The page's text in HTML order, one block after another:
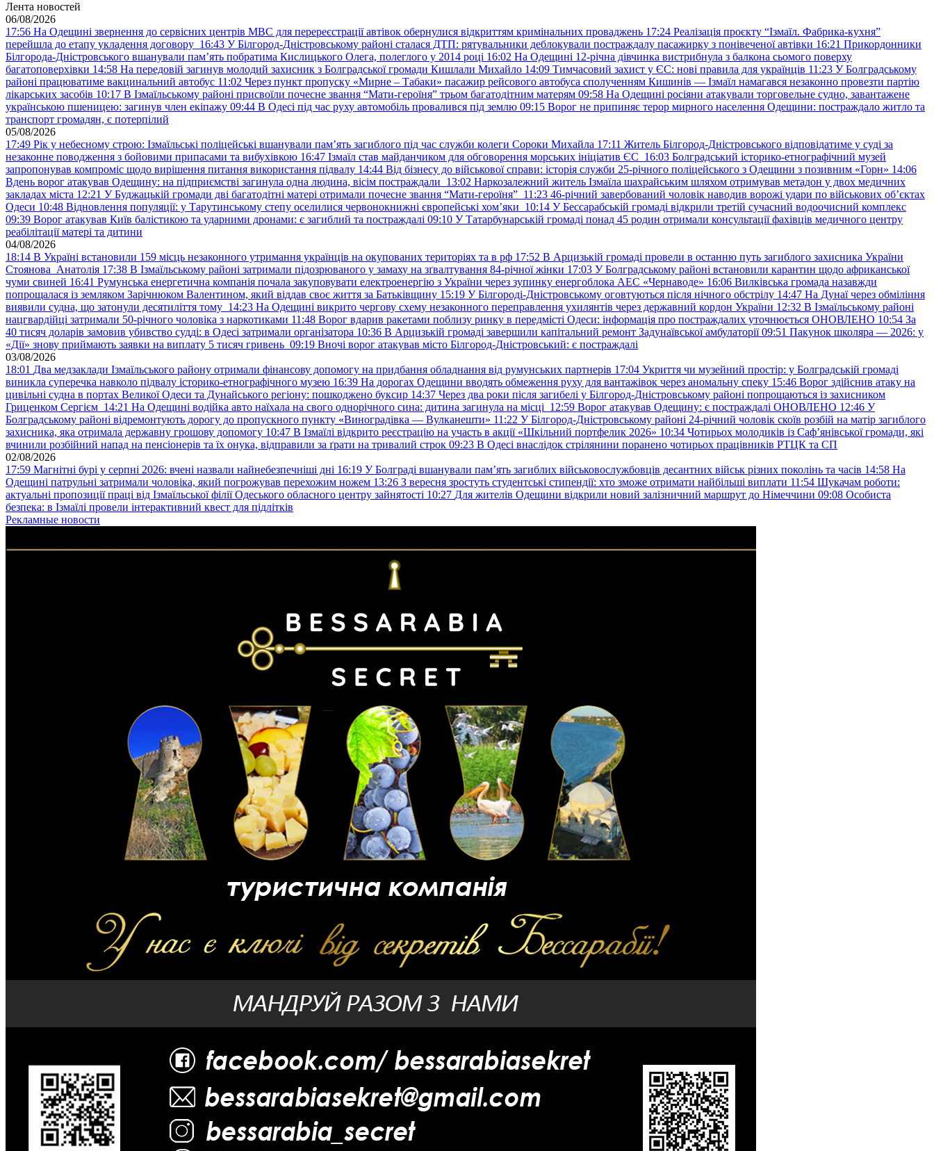
Лента новостей
06/08/2026
17:56 На Одещині звернення до сервісних центрів МВС для перереєстрації автівок обернулися відкриттям кримінальних проваджень 17:24 Реалізація проєкту “Ізмаїл. Фабрика-кухня”
перейшла до етапу укладення договору 16:43 У Білгород-Дністровському районі сталася ДТП: рятувальники деблокували постраждалу пасажирку з понівеченої автівки 16:21 Прикордонники
Білгорода-Дністровського вшанували пам’ять побратима Кислицького Олега, полеглого у 2014 році 16:02 На Одещині 12-річна дівчинка вистрибнула з балкона сьомого поверху
багатоповерхівки 14:58 На передовій загинув молодий захисник з Болградської громади Кишлали Михайло 14:09 Тимчасовий захист у ЄС: нові правила для українців 11:23 У Болградському
районі працюватиме вакцинальний автобус 11:02 Через пункт пропуску «Мирне – Табаки» пасажир рейсового автобуса сполученням Кишинів — Ізмаїл намагався незаконно провезти партію
лікарських засобів 10:17 В Ізмаїльському районі присвоїли почесне звання “Мати-героїня” трьом багатодітним матерям 09:58 На Одещині росіяни атакували торговельне судно, завантажене
українською пшеницею: загинув член екіпажу 09:44 В Одесі під час руху автомобіль провалився під землю 09:15 Ворог не припиняє терор мирного населення Одещини: постраждало житло та
транспорт громадян, є потерпілий
05/08/2026
17:49 Рік у небесному строю: Ізмаїльські поліцейські вшанували пам’ять загиблого під час служби колеги Сороки Михайла 17:11 Житель Білгород-Дністровського відповідатиме у суді за
незаконне поводження з бойовими припасами та вибухівкою 16:47 Ізмаїл став майданчиком для обговорення морських ініціатив ЄС 16:03 Болградський історико-етнографічний музей
запропонував компроміс щодо вирішення питання використання підвалу 14:44 Від бізнесу до військової справи: історія служби 25-річного поліцейського з Одещини з позивним «Горн» 14:06
Вдень ворог атакував Одещину: на підприємстві загинула одна людина, вісім постраждали 13:02 Наркозалежний житель Ізмаїла шахрайським шляхом отримував метадон у двох медичних
закладах міста 12:21 У Буджацькій громади дві багатодітні матері отримали почесне звання “Мати-героїня” 11:23 46-річний завербований чоловік наводив ворожі удари по військових обʼєктах
Одеси 10:48 Відновлення популяції: у Тарутинському степу оселилися червонокнижні європейські хом’яки 10:14 У Бессарабській громаді відкрили третій сучасний водоочисний комплекс
09:39 Ворог атакував Київ балістикою та ударними дронами: є загиблий та постраждалі 09:10 У Татарбунарській громаді понад 45 родин отримали консультації фахівців медичного центру
реабілітації матері та дитини
04/08/2026
18:14 В Україні встановили 159 місць незаконного утримання українців на окупованих територіях та в рф 17:52 В Арцизькій громаді провели в останню путь загиблого захисника України
Стоянова Анатолія 17:38 В Ізмаїльському районі затримали підозрюваного у замаху на зґвалтування 84-річної жінки 17:03 У Болградському районі встановили карантин щодо африканської
чуми свиней 16:41 Румунська енергетична компанія почала закуповувати електроенергію з України через зупинку енергоблока АЕС «Чернаводе» 16:06 Вилківська громада назавжди
попрощалася із земляком Зарічнюком Валентином, який віддав своє життя за Батьківщину 15:19 У Білгороді-Дністровському оговтуються після нічного обстрілу 14:47 На Дунаї через обміління
виявили судна, що затонули десятиліття тому 14:23 На Одещині викрито чергову схему незаконного переправлення ухилянтів через державний кордон України 12:32 В Ізмаїльському районі
нацгвардійці затримали 50-річного чоловіка з наркотиками 11:48 Ворог вдарив ракетами поблизу ринку в передмісті Одеси: інформація про постраждалих уточнюється ОНОВЛЕНО 10:54 За
40 тисяч доларів замовив убивство судді: в Одесі затримали організатора 10:36 В Арцизькій громаді завершили капітальний ремонт Задунаївської амбулаторії 09:51 Пакунок школяра — 2026: у
«Дії» знову приймають заявки на виплату 5 тисяч гривень 09:19 Вночі ворог атакував місто Білгород-Дністровський: є постраждалі
03/08/2026
18:01 Два медзаклади Ізмаїльського району отримали фінансову допомогу на придбання обладнання від румунських партнерів 17:04 Укриття чи музейний простір: у Болградській громаді
виникла суперечка навколо підвалу історико-етнографічного музею 16:39 На дорогах Одещини вводять обмеження руху для вантажівок через аномальну спеку 15:46 Ворог здійснив атаку на
цивільні судна в портах Великої Одеси та Дунайського регіону: пошкоджено буксир 14:37 Через два роки після загибелі у Білгород-Дністровському районі попрощаються із захисником
Гриценком Сергієм 14:21 На Одещині водійка авто наїхала на свого однорічного сина: дитина загинула на місці 12:59 Ворог атакував Одещину: є постраждалі ОНОВЛЕНО 12:46 У
Болградському районі відремонтують дорогу до пропускного пункту «Виноградівка — Вулканешти» 11:22 У Білгород-Дністровському районі 24-річний чоловік скоїв розбій на матір загиблого
захисника, яка отримала державну грошову допомогу 10:47 В Ізмаїлі відкрито реєстрацію на участь в акції «Шкільний портфелик 2026» 10:34 Чотирьох молодиків із Саф’янівської громади, які
вчинили розбійний напад на пенсіонерів та їх онука, відправили за ґрати на тривалий строк 09:23 В Одесі внаслідок стрілянини поранено чотирьох працівників РТЦК та СП
02/08/2026
17:59 Магнітні бурі у серпні 2026: вчені назвали найнебезпечніші дні 16:19 У Болграді вшанували пам’ять загиблих військовослужбовців десантних військ різних поколінь та часів 14:58 На
Одещині патрульні затримали чоловіка, який погрожував перехожим ножем 13:26 З вересня зростуть студентські стипендії: хто зможе отримати найбільші виплати 11:54 Шукачам роботи:
актуальні пропозиції праці від Ізмаїльської філії Одеського обласного центру зайнятості 10:27 Для жителів Одещини відкрили новий залізничний маршрут до Німеччини 09:08 Особиста
безпека: в Ізмаїлі провели інтерактивний квест для підлітків
Рекламные новости